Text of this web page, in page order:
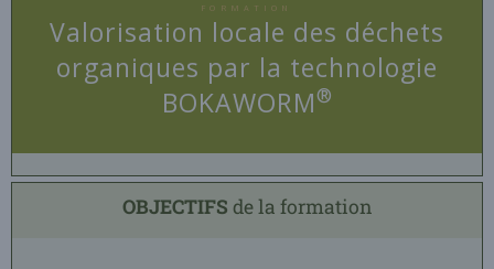
FORMATION
Valorisation locale des déchets
organiques par la technologie
BOKAWORM®
OBJECTIFS de la formation